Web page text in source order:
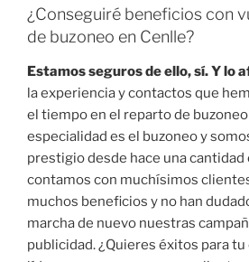
¿Conseguiré beneficios con
de buzoneo en Cenlle?
Estamos seguros de ello, sí. Y lo
la experiencia y contactos que
el tiempo en el reparto de
especialidad es el buzoneo y
prestigio desde hace una cantidad
contamos con muchísimos
muchos beneficios y no han
marcha de nuevo nuestras
publicidad. ¿Quieres éxitos para